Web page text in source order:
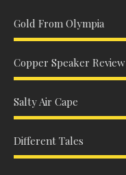
Gold From Olympia
Copper Speaker Review
Salty Air Cape
Different Tales